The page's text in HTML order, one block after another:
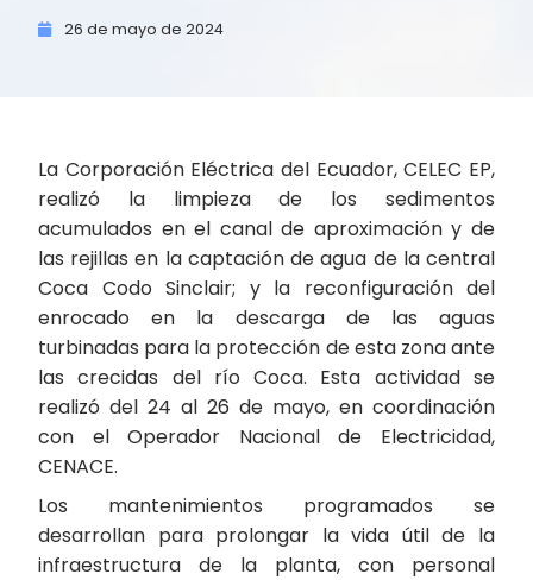
26 de mayo de 2024
La Corporación Eléctrica del Ecuador, CELEC EP,
realizó la limpieza de los sedimentos
acumulados en el canal de aproximación y de
las rejillas en la captación de agua de la central
Coca Codo Sinclair; y la reconfiguración del
enrocado en la descarga de las aguas
turbinadas para la protección de esta zona ante
las crecidas del río Coca. Esta actividad se
realizó del 24 al 26 de mayo, en coordinación
con el Operador Nacional de Electricidad,
CENACE.
Los mantenimientos programados se
desarrollan para prolongar la vida útil de la
infraestructura de la planta, con personal